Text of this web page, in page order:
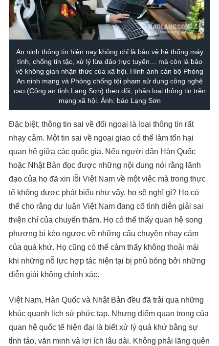
An ninh thông tin hiện nay không chỉ là bảo vệ hệ thống máy
tính, chống tin tặc, xử lý lừa đảo trực tuyến… mà còn là bảo
vệ không gian nhận thức của xã hội. Hình ảnh cán bộ Phòng
An ninh mạng và Phòng chống tội phạm sử dụng công nghệ
cao (Công an tỉnh Lạng Sơn) theo dõi, phân loại thông tin trên
mạng xã hội. Ảnh: báo Lạng Sơn
Đặc biệt, thông tin sai về đối ngoại là loại thông tin rất
nhạy cảm. Một tin sai về ngoại giao có thể làm tổn hại
quan hệ giữa các quốc gia. Nếu người dân Hàn Quốc
hoặc Nhật Bản đọc được những nội dung nói rằng lãnh
đạo của họ đã xin lỗi Việt Nam về một việc mà trong thực
tế không được phát biểu như vậy, họ sẽ nghĩ gì? Họ có
thể cho rằng dư luận Việt Nam đang cố tình diễn giải sai
thiện chí của chuyến thăm. Họ có thể thấy quan hệ song
phương bị kéo ngược về những câu chuyện nhạy cảm
của quá khứ. Họ cũng có thể cảm thấy không thoải mái
khi những nỗ lực hợp tác hiện tại bị phủ bóng bởi những
diễn giải không chính xác.
Việt Nam, Hàn Quốc và Nhật Bản đều đã trải qua những
khúc quanh lịch sử phức tạp. Nhưng điểm quan trọng của
quan hệ quốc tế hiện đại là biết xử lý quá khứ bằng sự
tỉnh táo, văn minh và lợi ích lâu dài. Không phải lãng quên